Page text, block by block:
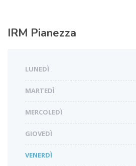
IRM Pianezza
LUNEDÌ
MARTEDÌ
MERCOLEDÌ
GIOVEDÌ
VENERDÌ